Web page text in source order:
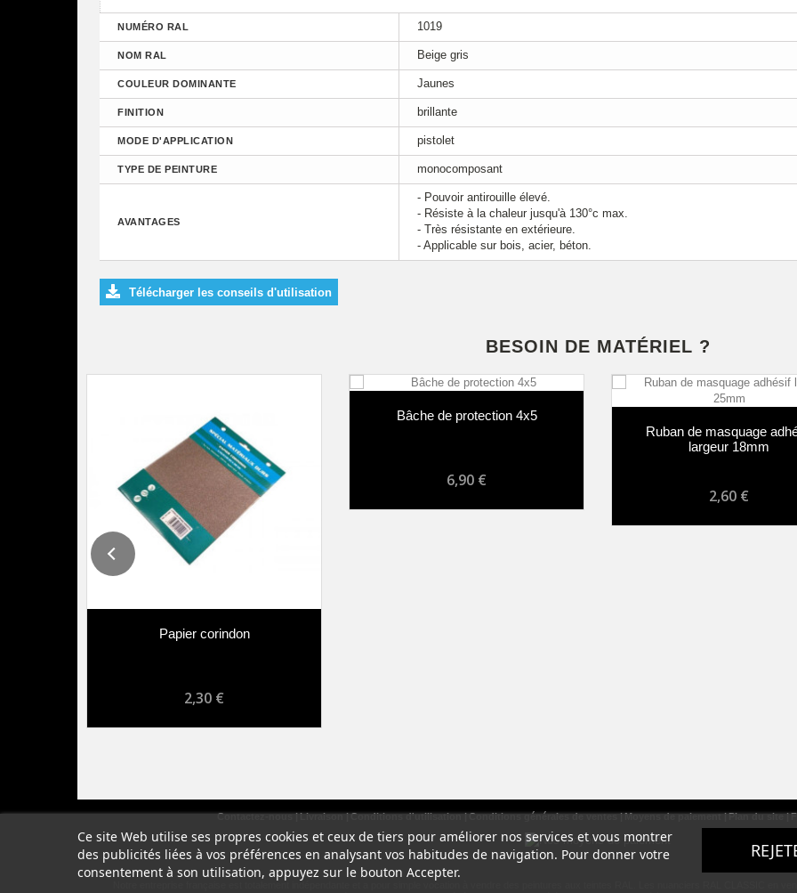
NUMÉRO RAL 1019
NOM RAL Beige gris
COULEUR DOMINANTE Jaunes
FINITION brillante
MODE D'APPLICATION pistolet
TYPE DE PEINTURE monocomposant
AVANTAGES
- Pouvoir antirouille élevé.
- Résiste à la chaleur jusqu'à 130°c max.
- Très résistante en extérieure.
- Applicable sur bois, acier, béton.
Télécharger les conseils d'utilisation
BESOIN DE MATÉRIEL ?
Papier corindon
2,30 €
Bâche de protection 4x5
6,90 €
Ruban de masquage
largeur 18mm
2,60 €
Contactez-nous Livraison Conditions d'utilisation Conditions générales de ventes Moyens de paiement Plan du site
Ce site Web utilise ses propres cookies et ceux de tiers pour améliorer nos services et vous montrer
des publicités liées à vos préférences en analysant vos habitudes de navigation. Pour donner votre
consentement à son utilisation, appuyez sur le bouton Accepter.